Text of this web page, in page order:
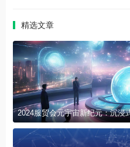
精选文章
2024服贸会元宇宙新纪元：沉浸